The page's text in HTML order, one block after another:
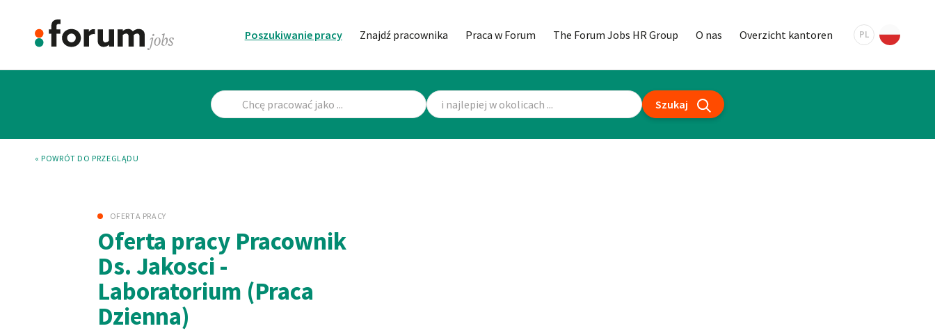
Poszukiwanie pracy Znajdź pracownika Praca w Forum The Forum Jobs HR Group O nas Overzicht kantoren PL
Szukaj
« POWRÓT DO PRZEGLĄDU
OFERTA PRACY
Oferta pracy Pracownik
Ds. Jakosci -
Laboratorium (Praca
Dzienna)